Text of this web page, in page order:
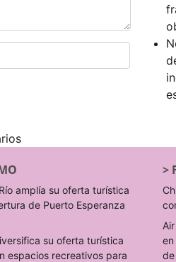
amplía su oferta turística
de Puerto Esperanza
su oferta turística
espacios recreativos para
>
de